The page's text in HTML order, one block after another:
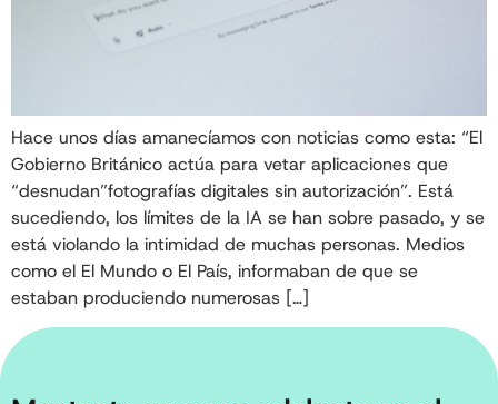
Hace unos días amanecíamos con noticias como esta: “El
Gobierno Británico actúa para vetar aplicaciones que
“desnudan”fotografías digitales sin autorización”. Está
sucediendo, los límites de la IA se han sobre pasado, y se
está violando la intimidad de muchas personas. Medios
como el El Mundo o El País, informaban de que se
estaban produciendo numerosas […]